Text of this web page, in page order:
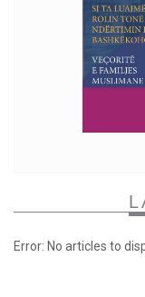
Error: No articles to